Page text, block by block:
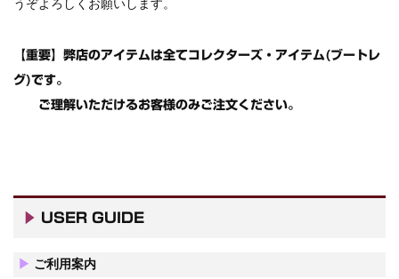
*NEW RELEASE (最新約3ヶ月)
全収録！
*NEW RELEASE (最新約3ヶ月)
ジャーニー / 1979年5月8+9日 コロラド州 2公演 SBD 完全収録！
うぞよろしくお願いします。
【重要】弊店のアイテムは全てコレクターズ・アイテム(ブートレ
グ)です。
ご理解いただけるお客様のみご注文ください。
▶ USER GUIDE
▶ ご利用案内